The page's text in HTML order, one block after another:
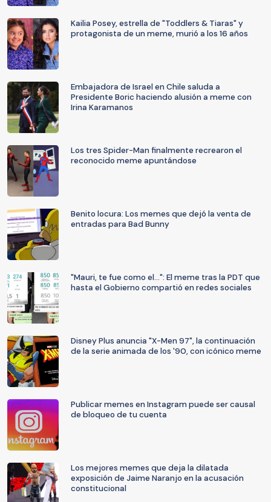
Kailia Posey, estrella de "Toddlers & Tiaras" y
protagonista de un meme, murió a los 16 años
Embajadora de Israel en Chile saluda a
Presidente Boric haciendo alusión a meme con
Irina Karamanos
Los tres Spider-Man finalmente recrearon el
reconocido meme apuntándose
Benito locura: Los memes que dejó la venta de
entradas para Bad Bunny
"Mauri, te fue como el...": El meme tras la PDT que
hasta el Gobierno compartió en redes sociales
Disney Plus anuncia "X-Men 97", la continuación
de la serie animada de los '90, con icónico meme
Publicar memes en Instagram puede ser causal
de bloqueo de tu cuenta
Los mejores memes que deja la dilatada
exposición de Jaime Naranjo en la acusación
constitucional